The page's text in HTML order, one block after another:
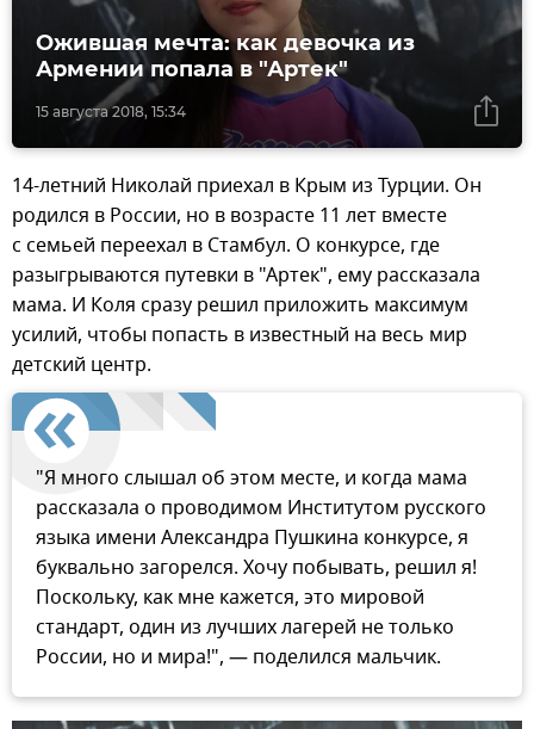
15 августа 2018, 15:34
Ожившая мечта: как девочка из
Армении попала в "Артек"
14-летний Николай приехал в Крым из Турции. Он
родился в России, но в возрасте 11 лет вместе
с семьей переехал в Стамбул. О конкурсе, где
разыгрываются путевки в "Артек", ему рассказала
мама. И Коля сразу решил приложить максимум
усилий, чтобы попасть в известный на весь мир
детский центр.
"Я много слышал об этом месте, и когда мама
рассказала о проводимом Институтом русского
языка имени Александра Пушкина конкурсе, я
буквально загорелся. Хочу побывать, решил я!
Поскольку, как мне кажется, это мировой
стандарт, один из лучших лагерей не только
России, но и мира!", — поделился мальчик.